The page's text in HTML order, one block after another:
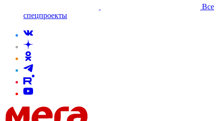
Все
спецпроекты